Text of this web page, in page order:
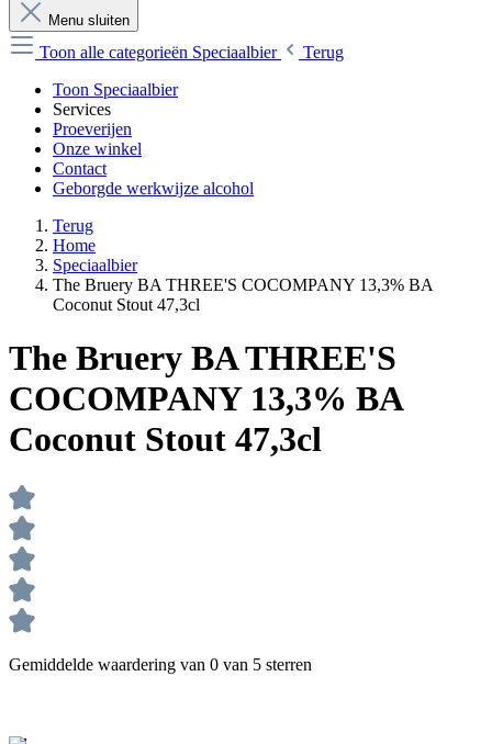
Menu sluiten
Toon alle categorieën Speciaalbier
Terug
Toon Speciaalbier
Services
Proeverijen
Onze winkel
Contact
Geborgde werkwijze alcohol
Terug
Home
Speciaalbier
The Bruery BA THREE'S COCOMPANY 13,3% BA
Coconut Stout 47,3cl
The Bruery BA THREE'S
COCOMPANY 13,3% BA
Coconut Stout 47,3cl
Gemiddelde waardering van 0 van 5 sterren